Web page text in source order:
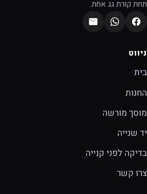
תחת קורת גג אחת.
ניווט
בית
החנות
מוסך מורשה
יד שנייה
בדיקה לפני קנייה
צרו קשר